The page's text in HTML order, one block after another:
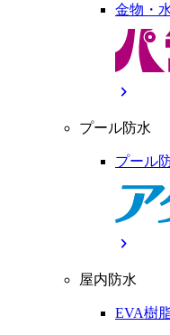
金物・
chevron_right
プール防水
プール
chevron_right
屋内防水
EVA樹